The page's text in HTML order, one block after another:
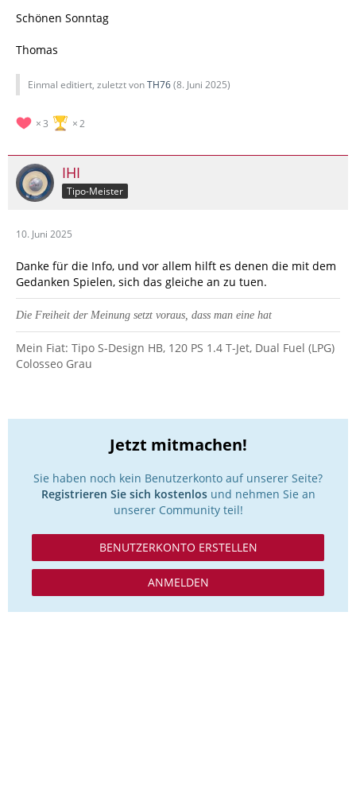
Schönen Sonntag
Thomas
Einmal editiert, zuletzt vonTH76(8. Juni 2025)
3 2
IHI
Tipo-Meister
10. Juni 2025
Danke für die Info, und vor allem hilft es denen die mit dem
Gedanken Spielen, sich das gleiche an zu tuen.
Die Freiheit der Meinung setzt voraus, dass man eine hat
Mein Fiat: Tipo S-Design HB, 120 PS 1.4 T-Jet, Dual Fuel (LPG)
Colosseo Grau
Jetzt mitmachen!
Sie haben noch kein Benutzerkonto auf unserer Seite?
Registrieren Sie sich kostenlosund nehmen Sie an
unserer Community teil!
BENUTZERKONTO ERSTELLEN
ANMELDEN